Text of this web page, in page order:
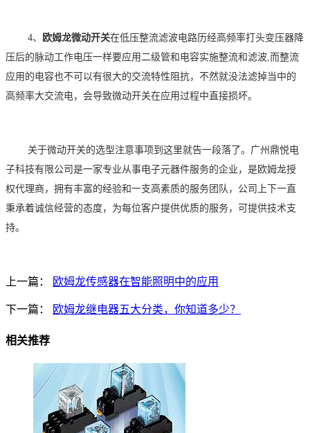
4、 欧姆龙微动开关在低压整流滤波电路历经高频率打头变压器降
压后的脉动工作电压一样要应用二级管和电容实施整流和滤波,而整流
应用的电容也不可以有很大的交流特性阻抗，不然就没法滤掉当中的
高频率大交流电，会导致微动开关在应用过程中直接损坏。
关于微动开关的选型注意事项到这里就告一段落了。广州鼎悦电
子科技有限公司是一家专业从事电子元器件服务的企业，是欧姆龙授
权代理商，拥有丰富的经验和一支高素质的服务团队，公司上下一直
秉承着诚信经营的态度，为每位客户提供优质的服务，可提供技术支
持。
上一篇： 欧姆龙传感器在智能照明中的应用
下一篇： 欧姆龙继电器五大分类，你知道多少？
相关推荐